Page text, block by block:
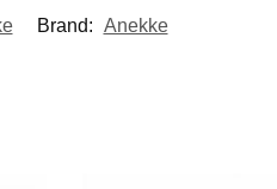
Brand: Anekke